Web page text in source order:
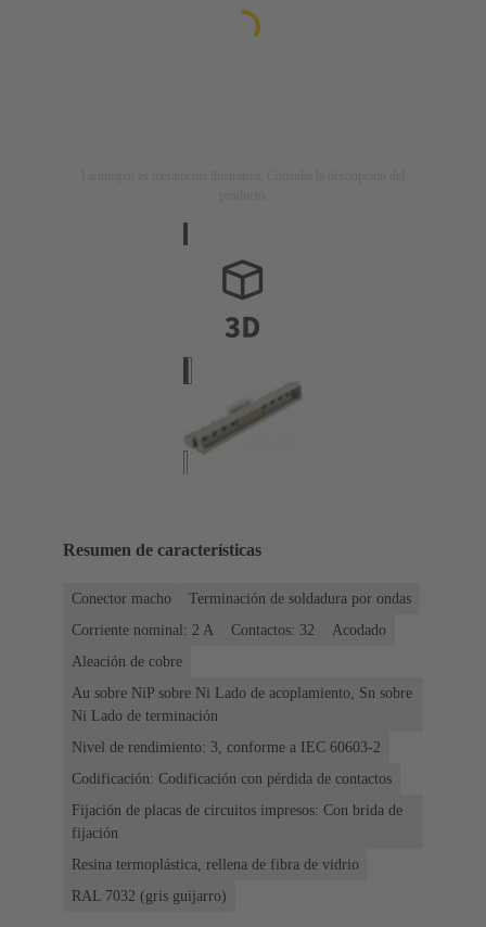
Resumen de características
Conector macho
Terminación de soldadura por ondas
Corriente nominal: ‌2 A
Contactos: 32
Acodado
Aleación de cobre
Au sobre NiP sobre Ni Lado de acoplamiento, Sn sobre
Ni Lado de terminación
Nivel de rendimiento: 3, conforme a IEC 60603-2
Codificación: Codificación con pérdida de contactos
Fijación de placas de circuitos impresos: Con brida de
fijación
Resina termoplástica, rellena de fibra de vidrio
RAL 7032 (gris guijarro)